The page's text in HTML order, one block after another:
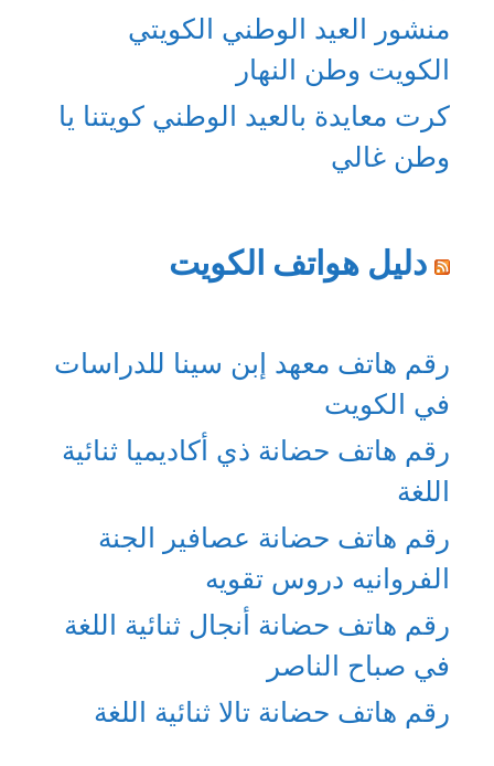
منشور العيد الوطني الكويتي
الكويت وطن النهار
كرت معايدة بالعيد الوطني كويتنا يا
وطن غالي
دليل هواتف الكويت
رقم هاتف معهد إبن سينا للدراسات
في الكويت
رقم هاتف حضانة ذي أكاديميا ثنائية
اللغة
رقم هاتف حضانة عصافير الجنة
الفروانيه دروس تقويه
رقم هاتف حضانة أنجال ثنائية اللغة
في صباح الناصر
رقم هاتف حضانة تالا ثنائية اللغة